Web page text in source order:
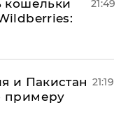
кошельки
21:49
и Пакистан
примеру
21:19